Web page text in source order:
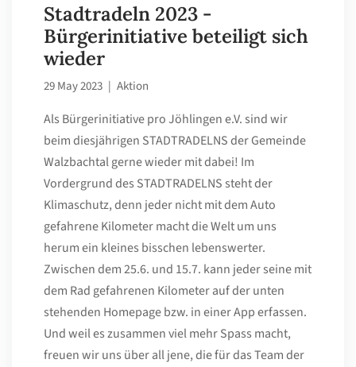
Stadtradeln 2023 -
Bürgerinitiative beteiligt sich
wieder
29 May 2023 | Aktion
Als Bürgerinitiative pro Jöhlingen e.V. sind wir
beim diesjährigen STADTRADELNSderGemeinde
Walzbachtalgerne wieder mit dabei! Im
Vordergrund des STADTRADELNS steht der
Klimaschutz, denn jeder nicht mit dem Auto
gefahrene Kilometer macht die Welt um uns
herum ein kleines bisschen lebenswerter.
Zwischen dem 25.6. und 15.7. kann jeder seine mit
dem Rad gefahrenen Kilometer auf der unten
stehenden Homepage bzw. in einer App erfassen.
Und weil es zusammen viel mehr Spass macht,
freuen wir uns über all jene, die für das Team der